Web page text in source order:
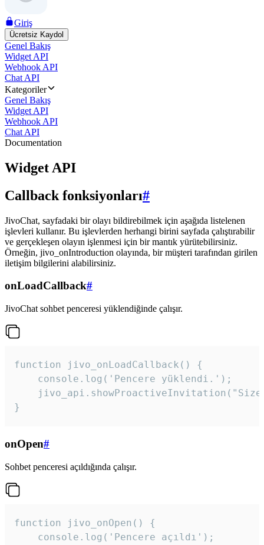
Giriş
Ücretsiz Kaydol
Genel Bakış
Widget API
Webhook API
Chat API
Kategoriler
Genel Bakış
Widget API
Webhook API
Chat API
Documentation
Widget API
Callback fonksiyonları#
JivoChat, sayfadaki bir olayı bildirebilmek için aşağıda listelenen
işlevleri kullanır. Bu işlevlerden herhangi birini sayfada çalıştırabilir
ve gerçekleşen olayın işlenmesi için bir mantık yürütebilirsiniz.
Örneğin, jivo_onIntroduction olayında, bir müşteri tarafından girilen
iletişim bilgilerini alabilirsiniz.
onLoadCallback#
JivoChat sohbet penceresi yüklendiğinde çalışır.
function jivo_onLoadCallback() {
    console.log('Pencere yüklendi.');
}
onOpen#
Sohbet penceresi açıldığında çalışır.
function jivo_onOpen() {
    console.log('Pencere açıldı');